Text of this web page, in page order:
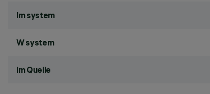
lm system
W system
lm Quelle